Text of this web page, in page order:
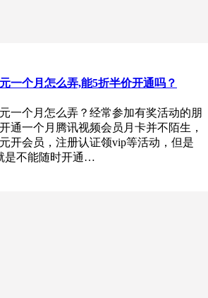
一个月怎么弄,能5折半价开通吗？
一个月怎么弄？经常参加有奖活动的朋
通一个月腾讯视频会员月卡并不陌生，
开会员，注册认证领vip等活动，但是
是不能随时开通…